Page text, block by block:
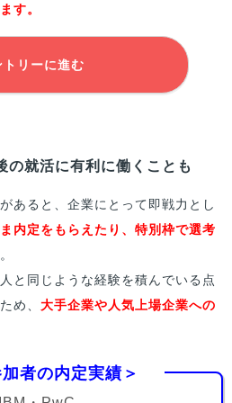
す。
トリーに進む
の就活に有利に働くことも
あると、企業にとって即戦力とし
内定をもらえたり、特別枠で選考
と同じような経験を積んでいる点
め、 大手企業や人気上場企業への
者の内定実績＞